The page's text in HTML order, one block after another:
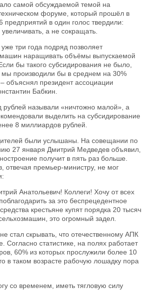
самой обсуждаемой темой на
форуме, который прошёл в
предприятий в один голос твердили:
а не сокращать.
три года подряд позволяет
наращивать объёмы выпускаемой
бы такого субсидирования не было,
производили бы в среднем на 30%
объяснял президент ассоциации
Бабкин.
называли «ничтожно малой», а
выделить на субсидирование
8 миллиардов рублей.
были услышаны. На совещании по
27 января Дмитрий Медведев объявил,
получит в пять раз больше.
отвечая премьер-министру, не мог
Анатольевич! Коллеги! Хочу от всех
за это беспрецедентное
крестьяне купят порядка 20 тысяч
это огромный задел.
стал скрывать, что отечественному АПК
Согласно статистике, на полях работает
60% из которых прослужили более 10
в таком возрасте рабочую лошадку пора
со временем, иметь тягловую силу